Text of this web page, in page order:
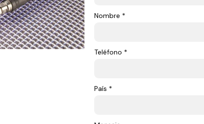
Nombre *
Teléfono *
País *